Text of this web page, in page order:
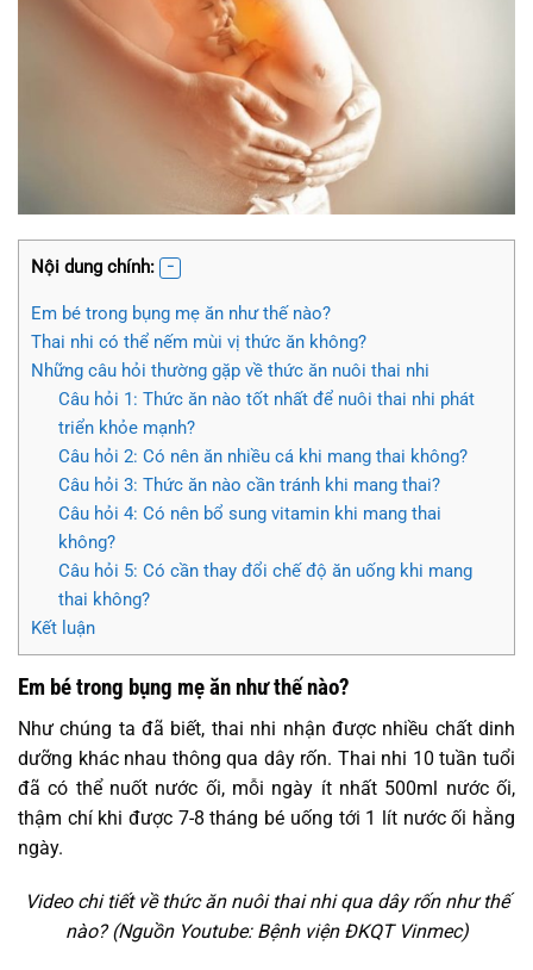
Nội dung chính:
Em bé trong bụng mẹ ăn như thế nào?
Thai nhi có thể nếm mùi vị thức ăn không?
Những câu hỏi thường gặp về thức ăn nuôi thai nhi
Câu hỏi 1: Thức ăn nào tốt nhất để nuôi thai nhi phát
triển khỏe mạnh?
Câu hỏi 2: Có nên ăn nhiều cá khi mang thai không?
Câu hỏi 3: Thức ăn nào cần tránh khi mang thai?
Câu hỏi 4: Có nên bổ sung vitamin khi mang thai
không?
Câu hỏi 5: Có cần thay đổi chế độ ăn uống khi mang
thai không?
Kết luận
Em bé trong bụng mẹ ăn như thế nào?
Như chúng ta đã biết, thai nhi nhận được nhiều chất dinh
dưỡng khác nhau thông qua dây rốn. Thai nhi 10 tuần tuổi
đã có thể nuốt nước ối, mỗi ngày ít nhất 500ml nước ối,
thậm chí khi được 7-8 tháng bé uống tới 1 lít nước ối hằng
ngày.
Video chi tiết về thức ăn nuôi thai nhi qua dây rốn như thế
nào? (Nguồn Youtube: Bệnh viện ĐKQT Vinmec)